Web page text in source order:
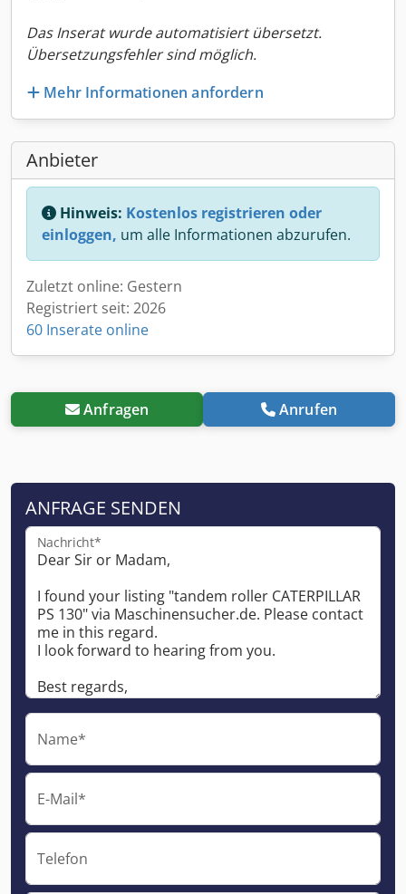
Das Inserat wurde automatisiert übersetzt.
Übersetzungsfehler sind möglich.
Mehr Informationen anfordern
Anbieter
Hinweis: Kostenlos registrieren oder
einloggen, um alle Informationen abzurufen.
Zuletzt online: Gestern
Registriert seit: 2026
60 Inserate online
Anfragen Anrufen
ANFRAGE SENDEN
Nachricht*
Name*
E-Mail*
Telefon